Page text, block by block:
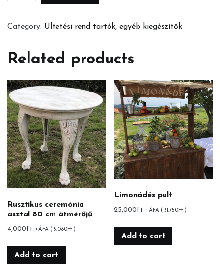
Category: Ültetési rend tartók, egyéb kiegészítők
Related products
Rusztikus ceremónia
asztal 80 cm átmérőjű
4,000 Ft +ÁFA ( 5,080Ft )
Add to cart
Limonádés pult
25,000 Ft +ÁFA (31,750Ft )
Add to cart